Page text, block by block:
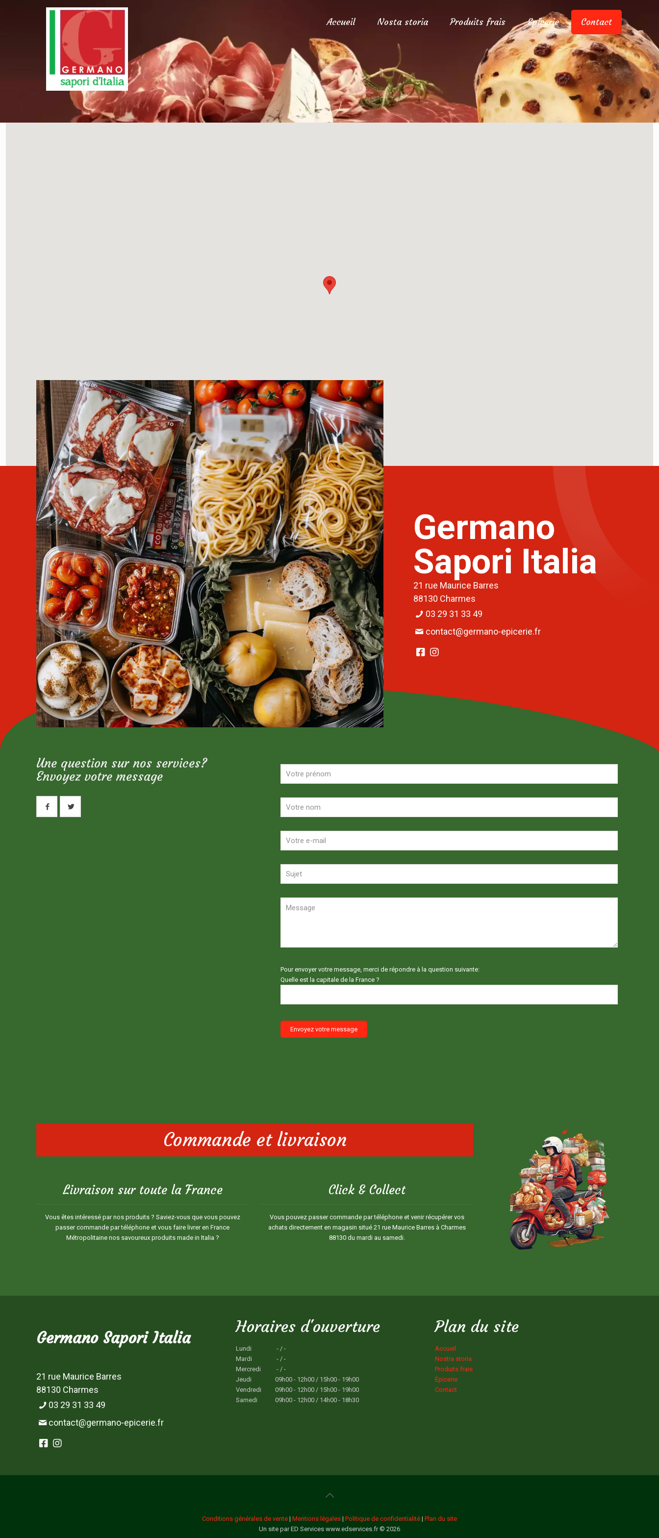
Accueil Nosta storia Produits frais Epicerie Contact
Germano
Sapori Italia
21 rue Maurice Barres
88130 Charmes
03 29 31 33 49
contact@germano-epicerie.fr
Une question sur nos services?
Envoyez votre message
Pour envoyer votre message, merci de répondre à la question suivante:
Quelle est la capitale de la France ?
Commande et livraison
Livraison sur toute la France
Vous êtes intéressé par nos produits ? Saviez-vous que vous pouvez
passer commande par téléphone et vous faire livrer en France
Métropolitaine nos savoureux produits made in Italia ?
Click & Collect
Vous pouvez passer commande par téléphone et venir récupérer vos
achats directement en magasin situé 21 rue Maurice Barres à Charmes
88130 du mardi au samedi.
Germano Sapori Italia
21 rue Maurice Barres
88130 Charmes
03 29 31 33 49
contact@germano-epicerie.fr
Horaires d'ouverture
Lundi
- / -
Mardi
- / -
Mercredi
- / -
Jeudi
09h00 - 12h00 / 15h00 - 19h00
Vendredi
09h00 - 12h00 / 15h00 - 19h00
Samedi
09h00 - 12h00 / 14h00 - 18h30
Plan du site
Accueil
Nostra storia
Produits frais
Épicerie
Contact
Conditions générales de vente | Mentions légales | Politique de confidentialité | Plan du site
Un site par ED Services www.edservices.fr © 2026